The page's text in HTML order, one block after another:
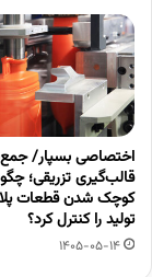
اختصاصی بسپار/
قالب‌گیری تزریقی؛
کوچک شدن قطعات
تولید را کنترل کرد؟
1405-05-14